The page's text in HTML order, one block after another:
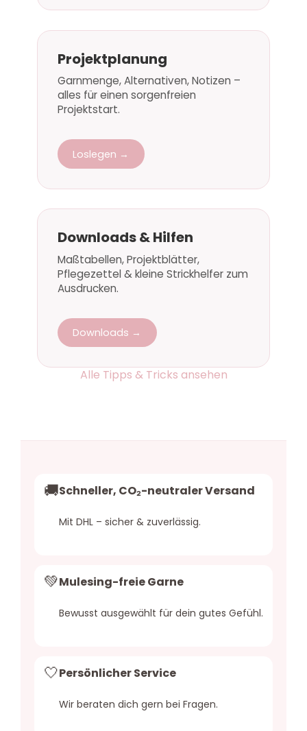
Projektplanung
Garnmenge, Alternativen, Notizen –
alles für einen sorgenfreien
Projektstart.
Loslegen →
Downloads & Hilfen
Maßtabellen, Projektblätter,
Pflegezettel & kleine Strickhelfer zum
Ausdrucken.
Downloads →
Alle Tipps & Tricks ansehen
🚚Schneller, CO₂-neutraler Versand
Mit DHL – sicher & zuverlässig.
💚Mulesing-freie Garne
Bewusst ausgewählt für dein gutes Gefühl.
🤍Persönlicher Service
Wir beraten dich gern bei Fragen.